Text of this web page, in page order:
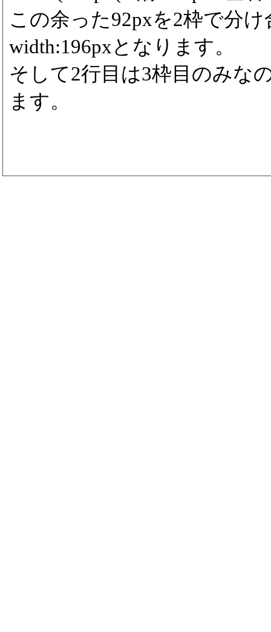
この余った92pxを2枠で分
width:196pxとなります。
そして2行目は3枠目のみな
ます。